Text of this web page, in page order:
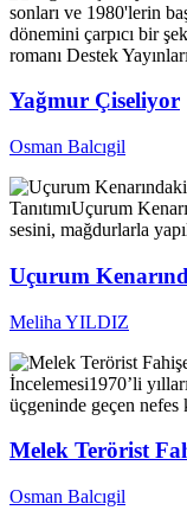
sonları ve 1980'lerin
dönemini çarpıcı bir
romanı Destek
Yağmur Çiseliyor
Osman Balcıgil
TanıtımıUçurum
sesini, mağdurlarla
Uçurum
Meliha YILDIZ
İncelemesi1970’li
üçgeninde geçen
Melek Terörist
Osman Balcıgil